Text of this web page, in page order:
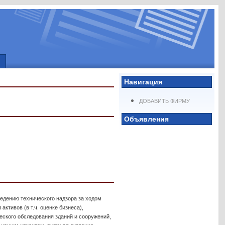
Навигация
ДОБАВИТЬ ФИРМУ
Объявления
технического надзора за ходом
(в т.ч. оценке бизнеса),
обследования зданий и сооружений,